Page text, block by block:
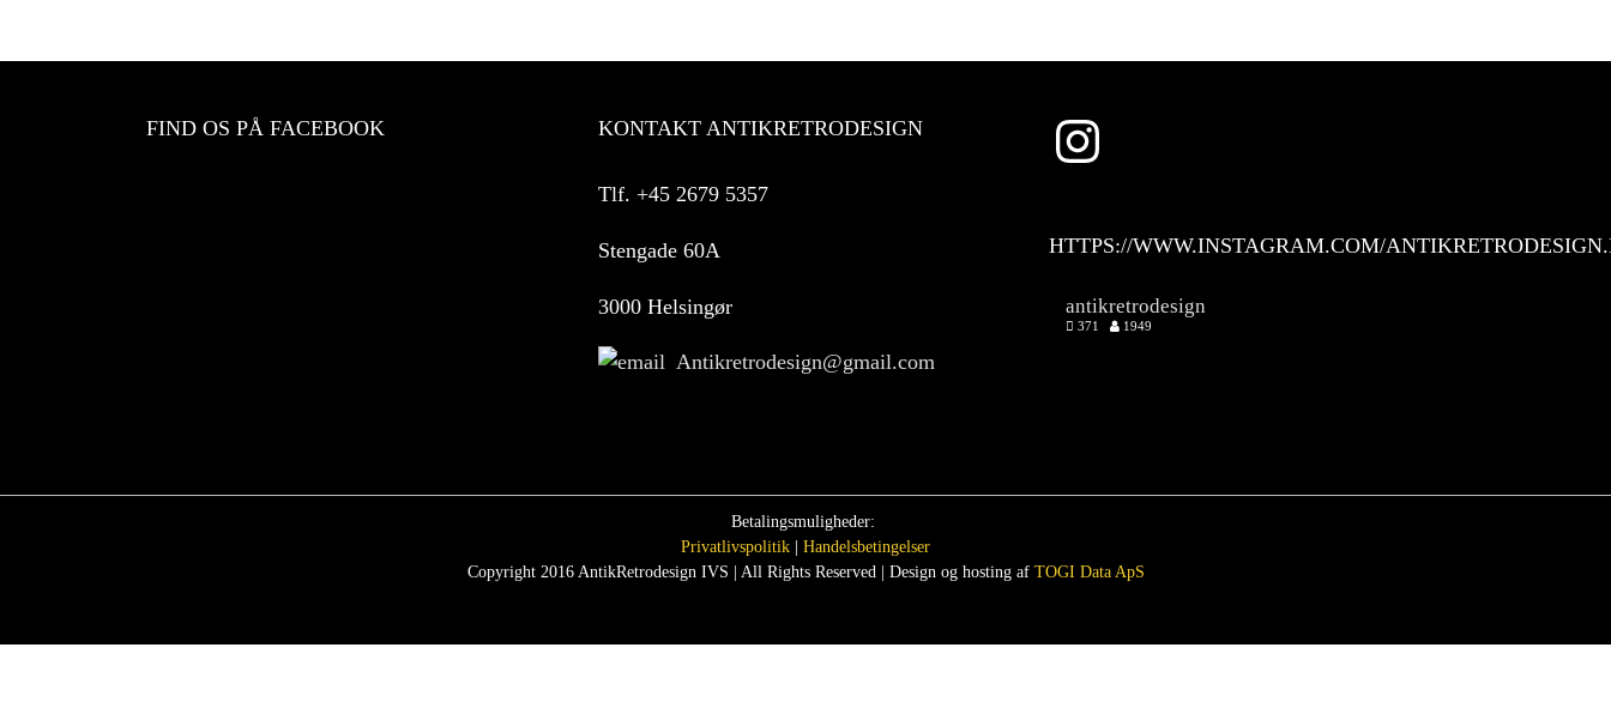
FIND OS PÅ FACEBOOK KONTAKT ANTIKRETRODESIGN
Tlf. +45 2679 5357
Stengade 60A
3000 Helsingør
Antikretrodesign@gmail.com
HTTPS://WWW.INSTAGRAM.COM/
antikretrodesign
371 1949
Betalingsmuligheder:
Privatlivspolitik
Handelsbetingelser
Copyright 2016 AntikRetrodesign IVS | All Rights Reserved | Design og hosting af TOGI Data ApS